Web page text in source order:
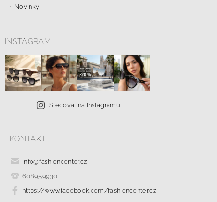
Novinky
INSTAGRAM
Sledovat na Instagramu
KONTAKT
info@fashioncenter.cz
608959930
https://www.facebook.com/fashioncenter.cz